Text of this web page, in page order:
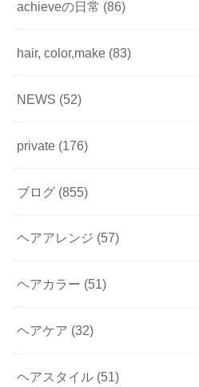
achieveの日常 (86)
hair, color,make (83)
NEWS (52)
private (176)
ブログ (855)
ヘアアレンジ (57)
ヘアカラー (51)
ヘアケア (32)
ヘアスタイル (51)